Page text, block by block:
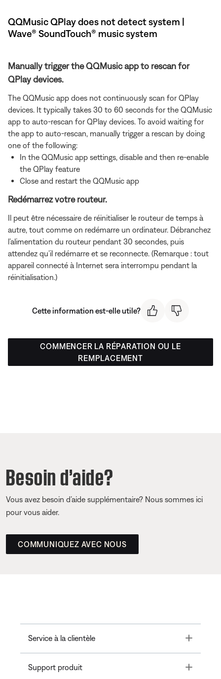
QQMusic QPlay does not detect system |
Wave® SoundTouch® music system
Manually trigger the QQMusic app to rescan for
QPlay devices.
The QQMusic app does not continuously scan for QPlay
devices. It typically takes 30 to 60 seconds for the QQMusic
app to auto-rescan for QPlay devices. To avoid waiting for
the app to auto-rescan, manually trigger a rescan by doing
one of the following:
In the QQMusic app settings, disable and then re-enable
the QPlay feature
Close and restart the QQMusic app
Redémarrez votre routeur.
Il peut être nécessaire de réinitialiser le routeur de temps à
autre, tout comme on redémarre un ordinateur. Débranchez
l’alimentation du routeur pendant 30 secondes, puis
attendez qu’il redémarre et se reconnecte. (Remarque : tout
appareil connecté à Internet sera interrompu pendant la
réinitialisation.)
Cette information est-elle utile?
COMMENCER LA RÉPARATION OU LE
REMPLACEMENT
Besoin d’aide?
Vous avez besoin d’aide supplémentaire? Nous sommes ici
pour vous aider.
COMMUNIQUEZ AVEC NOUS
Service à la clientèle Toggle
Support produit Toggle